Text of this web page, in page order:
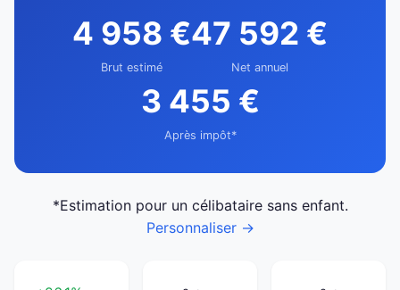
4 958 €
Brut estimé
47 592 €
Net annuel
3 455 €
Après impôt*
*Estimation pour un célibataire sans enfant.
Personnaliser →